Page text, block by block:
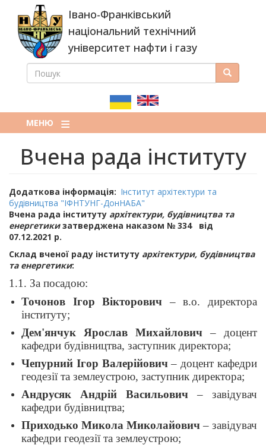
основного
вмісту
Івано-Франківський
національний технічний
університет нафти і газу
ПОШУКОВА
ПОШУК Пошук
МЕНЮ
Вчена рада інституту
Додаткова інформація
Інститут архітектури та
будівництва "ІФНТУНГ-ДонНАБА"
Вчена рада інституту архітектури, будівництва та
енергетикизатверджена наказом № 334 від
07.12.2021 р.
Склад вченої раду інституту архітектури, будівництва
та енергетики:
1.1. За посадою:
Точонов Ігор Вікторович – в.о. директора
інституту;
Дем'янчук Ярослав Михайлович– доцент
кафедри будівництва, заступник директора;
Чепурний Ігор Валерійович– доцент кафедри
геодезії та землеустрою, заступник директора;
Андрусяк Андрій Васильович – завідувач
кафедри будівництва;
Приходько Микола Миколайович– завідувач
кафедри геодезії та землеустрою;